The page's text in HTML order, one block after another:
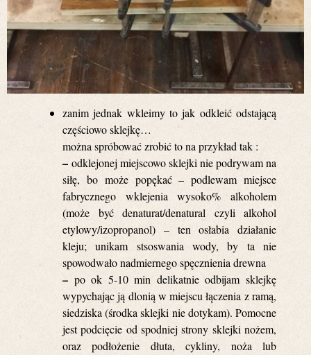
zanim jednak wkleimy to jak odkleić odstającą
częściowo sklejkę…
można spróbować zrobić to na przykład tak :
– odklejonej miejscowo sklejki nie podrywam na
siłę, bo może popękać – podlewam miejsce
fabrycznego wklejenia wysoko% alkoholem
(może być denaturat/denatural czyli alkohol
etylowy/izopropanol) – ten osłabia działanie
kleju; unikam stsoswania wody, by ta nie
spowodwało nadmiernego spęcznienia drewna
– po ok 5-10 min delikatnie odbijam sklejkę
wypychając ją dlonią w miejscu łączenia z ramą,
siedziska (środka sklejki nie dotykam). Pomocne
jest podcięcie od spodniej strony sklejki nożem,
oraz podłożenie dłuta, cykliny, noża lub